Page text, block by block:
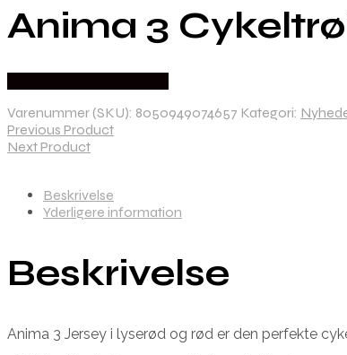
Anima 3
Varenummer (SKU): 8050949074657 Kategori:
Previous Product
Next Product
Beskrivelse
Yderligere information
Beskrivelse
Anima 3 Jersey i lyserød og rød er den perfekte